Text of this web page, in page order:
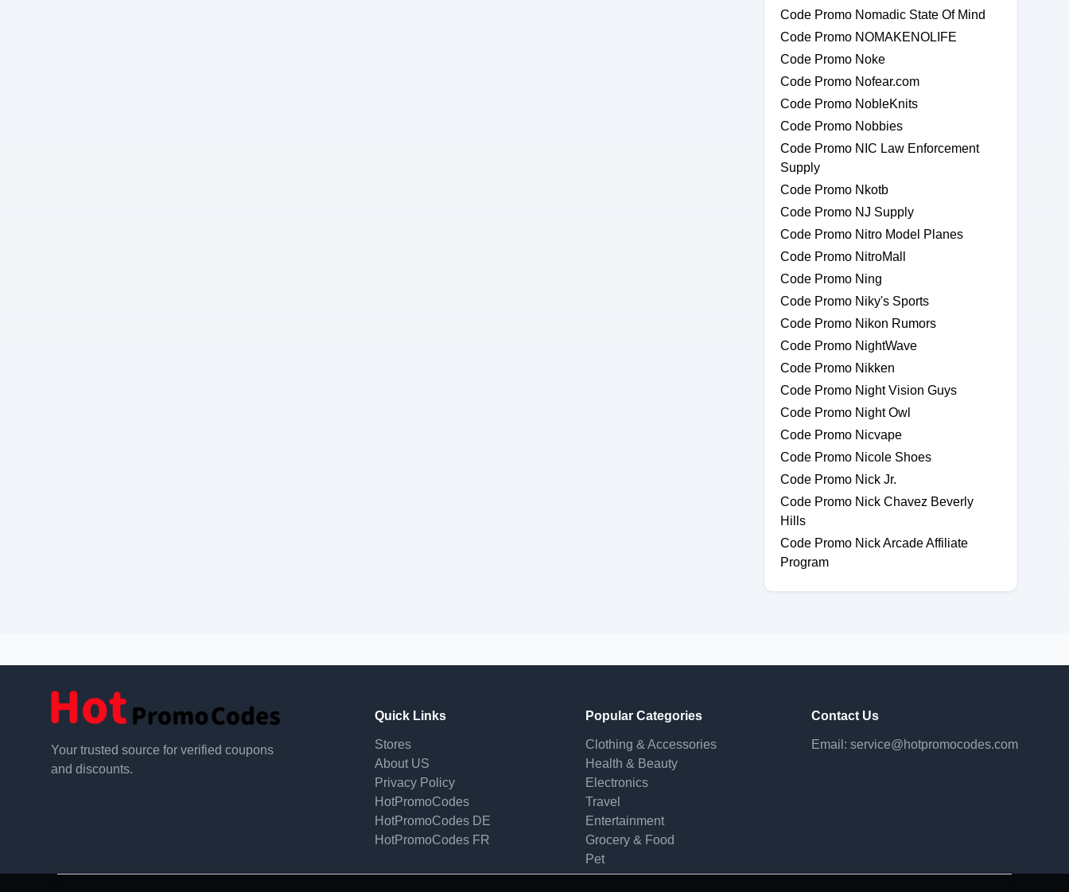
Code Promo Nomadic State Of Mind
Code Promo NOMAKENOLIFE
Code Promo Noke
Code Promo Nofear.com
Code Promo NobleKnits
Code Promo Nobbies
Code Promo NIC Law Enforcement
Supply
Code Promo Nkotb
Code Promo NJ Supply
Code Promo Nitro Model Planes
Code Promo NitroMall
Code Promo Ning
Code Promo Niky's Sports
Code Promo Nikon Rumors
Code Promo NightWave
Code Promo Nikken
Code Promo Night Vision Guys
Code Promo Night Owl
Code Promo Nicvape
Code Promo Nicole Shoes
Code Promo Nick Jr.
Code Promo Nick Chavez Beverly
Hills
Code Promo Nick Arcade Affiliate
Program
Your trusted source for verified coupons
and discounts.
Quick Links
Stores
About US
Privacy Policy
HotPromoCodes
HotPromoCodes DE
HotPromoCodes FR
Popular Categories
Clothing & Accessories
Health & Beauty
Electronics
Travel
Entertainment
Grocery & Food
Pet
Contact Us
Email: service@hotpromocodes.com